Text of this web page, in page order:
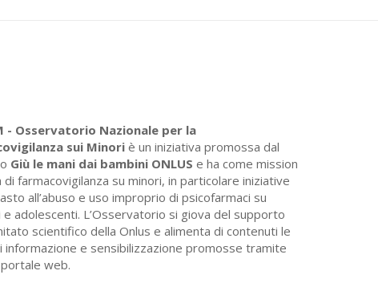
- Osservatorio Nazionale per la
sui Minoriè un iniziativa promossa dal
Giù le mani dai bambini ONLUS e ha come mission
farmacovigilanza su minori, in particolare iniziative
all’abuso e uso improprio di psicofarmaci su
e adolescenti. L’Osservatorio si giova del supporto
scientifico della Onlus e alimenta di contenuti le
informazione e sensibilizzazione promosse tramite
web.